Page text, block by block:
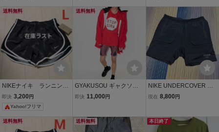
ARK ナイキ アンダーカバ
ー UNDERCOVER ギャク
ソウ 緑 グリーン 限定
グタイツ タイツ ロングタ
イツ L 初期 稀少
477 ショーツ
送料無料
NIKEナイキ ランニング
ショーツ ショートパン
ツ
即決 3,200 円
Yahoo!フリマ
送料無料
GYAKUSOU ギャクソウ
ハーフタイツ ショートタ
ーカバー 新品同様
即決 11,000 円
NIKE UNDERCOVER GY
AKUSOU ランニング ショ
極美品 希少品 逆走
現在 8,800 円
送料無料 送料無料 本日終了